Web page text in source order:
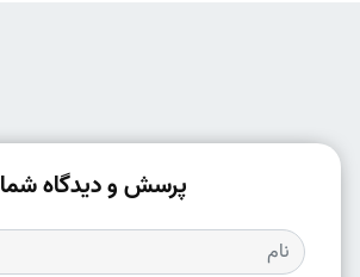
پرسش و دیدگاه شما